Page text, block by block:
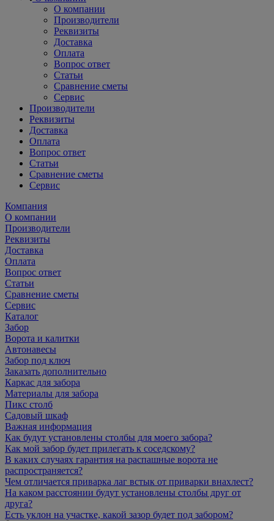
О компании
Производители
Реквизиты
Доставка
Оплата
Вопрос ответ
Статьи
Сравнение сметы
Сервис
Производители
Реквизиты
Доставка
Оплата
Вопрос ответ
Статьи
Сравнение сметы
Сервис
Компания
О компании
Производители
Реквизиты
Доставка
Оплата
Вопрос ответ
Статьи
Сравнение сметы
Сервис
Каталог
Забор
Ворота и калитки
Автонавесы
Забор под ключ
Заказать дополнительно
Каркас для забора
Материалы для забора
Пикс столб
Садовый шкаф
Важная информация
Как будут установлены столбы для моего забора?
Как мой забор будет прилегать к соседскому?
В каких случаях гарантия на распашные ворота не
распространяется?
Чем отличается приварка лаг встык от приварки внахлест?
На каком расстоянии будут установлены столбы друг от
друга?
Есть уклон на участке, какой зазор будет под забором?